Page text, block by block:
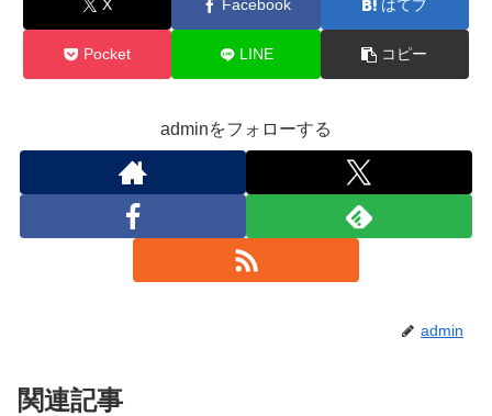
X Facebook はてブ
Pocket LINE コピー
adminをフォローする
admin
関連記事